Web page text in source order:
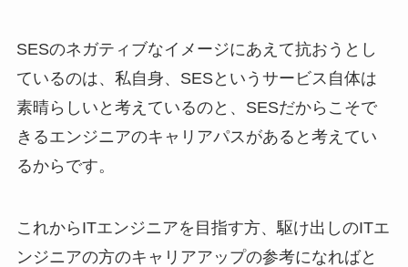
SESのネガティブなイメージにあえて抗おうとし
ているのは、私自身、SESというサービス自体は
素晴らしいと考えているのと、SESだからこそで
きるエンジニアのキャリアパスがあると考えてい
るからです。
これからITエンジニアを目指す方、駆け出しのITエ
ンジニアの方のキャリアアップの参考になればと